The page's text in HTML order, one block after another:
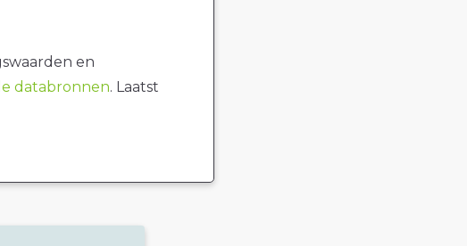
en
databronnen. Laatst